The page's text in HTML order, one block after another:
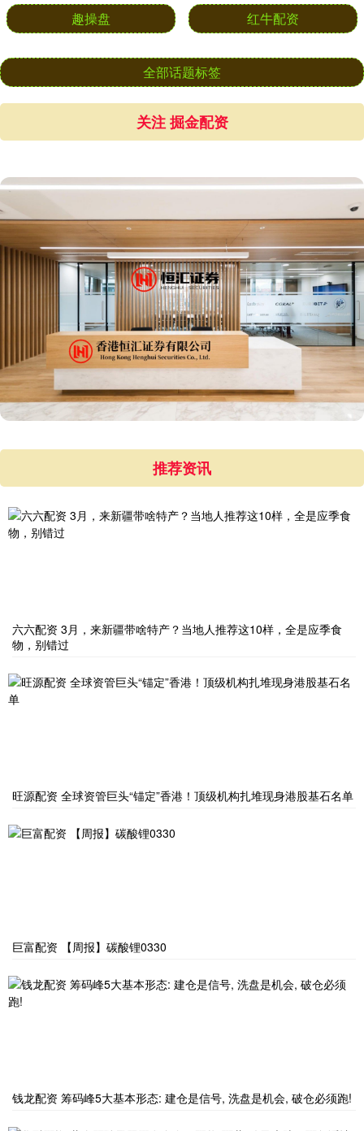
趣操盘 红牛配资
全部话题标签
关注 掘金配资
推荐资讯
六六配资 3月，来新疆带啥特产？当地人推荐这10样，全是应季食
物，别错过
旺源配资 全球资管巨头“锚定”香港！顶级机构扎堆现身港股基石名单
巨富配资 【周报】碳酸锂0330
钱龙配资 筹码峰5大基本形态: 建仓是信号, 洗盘是机会, 破仓必须跑!